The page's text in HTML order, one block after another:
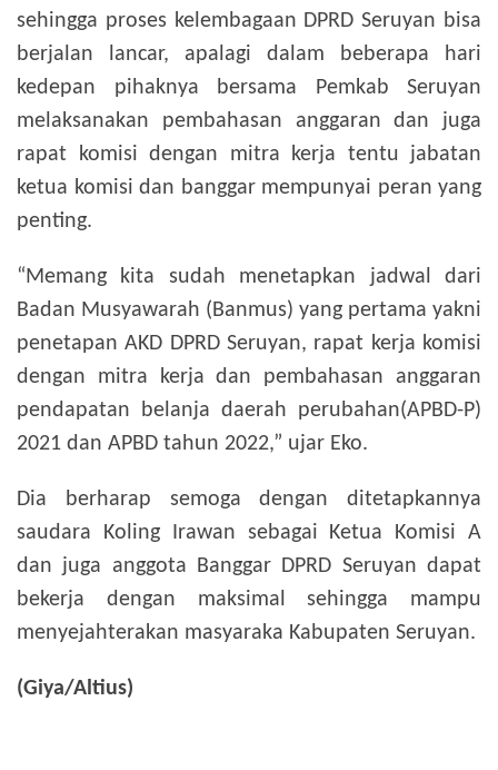
sehingga proses kelembagaan DPRD Seruyan bisa
berjalan lancar, apalagi dalam beberapa hari
kedepan pihaknya bersama Pemkab Seruyan
melaksanakan pembahasan anggaran dan juga
rapat komisi dengan mitra kerja tentu jabatan
ketua komisi dan banggar mempunyai peran yang
penting.
“Memang kita sudah menetapkan jadwal dari
Badan Musyawarah (Banmus) yang pertama yakni
penetapan AKD DPRD Seruyan, rapat kerja komisi
dengan mitra kerja dan pembahasan anggaran
pendapatan belanja daerah perubahan(APBD-P)
2021 dan APBD tahun 2022,” ujar Eko.
Dia berharap semoga dengan ditetapkannya
saudara Koling Irawan sebagai Ketua Komisi A
dan juga anggota Banggar DPRD Seruyan dapat
bekerja dengan maksimal sehingga mampu
menyejahterakan masyaraka Kabupaten Seruyan.
(Giya/Altius)